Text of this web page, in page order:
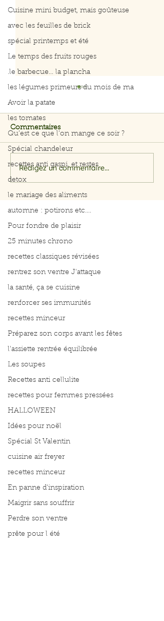
Cuisine mini budget, mais goûteuse
avec les feuilles de brick
spécial printemps et été
Le temps des fruits rouges
.le barbecue... la plancha
les légumes primeurs du mois de ma
Avoir la patate
les tomates
Qu’est ce que l’on mange ce soir ?
Spécial chandeleur
recettes anti gaspi, et restes
detox
le mariage des aliments
automne : potirons etc....
Pour fondre de plaisir
25 minutes chrono
recettes classiques révisées
rentrez son ventre J'attaque
la santé, ça se cuisine
renforcer ses immunités
recettes minceur
Préparez son corps avant les fêtes
l'assiette rentrée équilibrée
Les soupes
Recettes anti cellulite
recettes pour femmes pressées
HALLOWEEN
Idées pour noël
Spécial St Valentin
cuisine air freyer
recettes minceur
En panne d'inspiration
Maigrir sans souffrir
Perdre son ventre
prête pour l été
Salade rapide d’avocat,
pomme et crevettes
Commentaires
Rédigez un commentaire...